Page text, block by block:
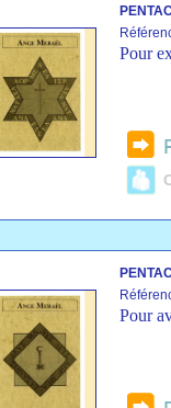
Pour
Pour